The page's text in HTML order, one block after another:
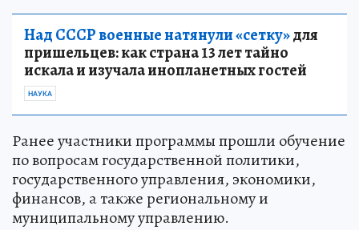
Над СССР военные натянули «сетку»для
пришельцев: как страна 13 лет тайно
искала и изучала инопланетных гостей
НАУКА
Ранее участники программы прошли обучение
по вопросам государственной политики,
государственного управления, экономики,
финансов, а также региональному и
муниципальному управлению.